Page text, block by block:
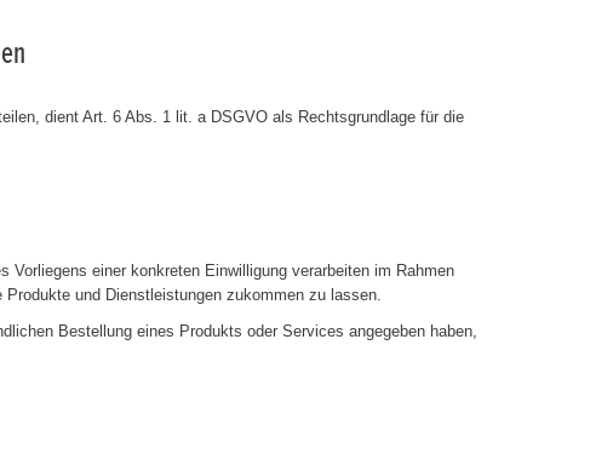
dient Art. 6 Abs. 1 lit. a DSGVO als Rechtsgrundlage für die
einer konkreten Einwilligung verarbeiten im Rahmen
und Dienstleistungen zukommen zu lassen.
Bestellung eines Produkts oder Services angegeben haben,